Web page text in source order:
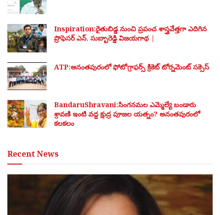
Inspiration:రైతుబిడ్డ నుంచి ప్రపంచ శాస్త్రవేత్తగా ఎదిగిన
ప్రొఫెసర్ ఎన్. సుబ్బారెడ్డి విజయగాథ |
ATP:అనంతపురంలో ఫోటోగ్రాఫర్స్ క్రికెట్ టోర్నమెంట్ సక్సెస్
BandaruShravani:సింగనమల ఎమ్మెల్యే బండారు
శ్రావణి ఇంటి వద్ద క్షుద్ర పూజల యత్నం? అనంతపురంలో
కలకలం
Recent News